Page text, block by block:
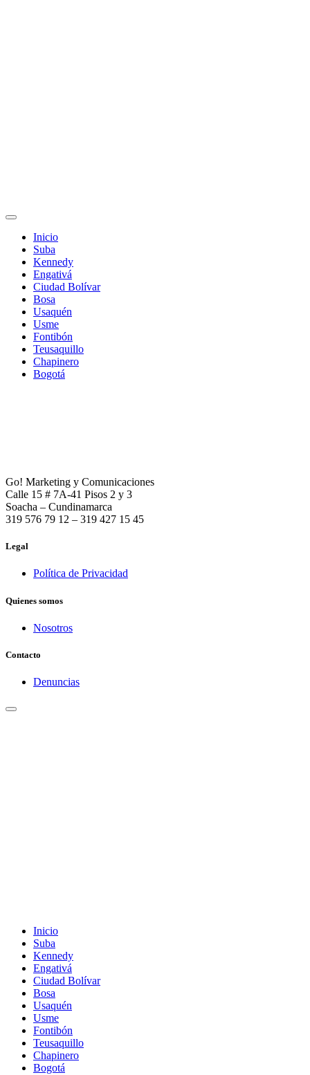
Inicio
Suba
Kennedy
Engativá
Ciudad Bolívar
Bosa
Usaquén
Usme
Fontibón
Teusaquillo
Chapinero
Bogotá
Go! Marketing y Comunicaciones
Calle 15 # 7A-41 Pisos 2 y 3
Soacha – Cundinamarca
319 576 79 12 – 319 427 15 45
Legal
Política de Privacidad
Quienes somos
Nosotros
Contacto
Denuncias
Inicio
Suba
Kennedy
Engativá
Ciudad Bolívar
Bosa
Usaquén
Usme
Fontibón
Teusaquillo
Chapinero
Bogotá